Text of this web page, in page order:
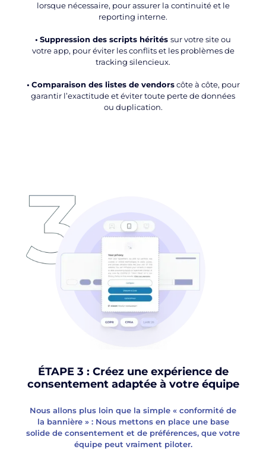
lorsque nécessaire, pour assurer la continuité et le
reporting interne.
• Suppression des scripts hérités sur votre site ou
votre app, pour éviter les conflits et les problèmes de
tracking silencieux.
• Comparaison des listes de vendorscôte à côte, pour
garantir l’exactitude et éviter toute perte de données
ou duplication.
ÉTAPE 3 : Créez une expérience de
consentement adaptée à votre équipe
Nous allons plus loin que la simple « conformité de
la bannière » : Nous mettons en place une base
solide de consentement et de préférences, que votre
équipe peut vraiment piloter.